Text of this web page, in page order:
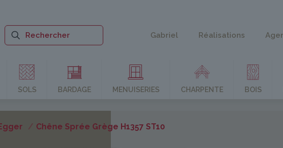
Gabriel Réalisations
SOLS BARDAGE MENUISERIES CHARPENTE BOIS
/ Chêne Sprée Grège H1357 ST10